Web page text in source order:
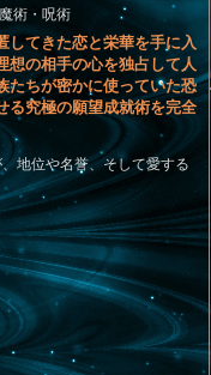
術・呪術
してきた恋と栄華を手に入
想の相手の心を独占して人
たちが密かに使っていた恐
る究極の願望成就術を完全
地位や名誉、そして愛する